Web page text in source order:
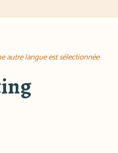
autre langue est sélectionnée